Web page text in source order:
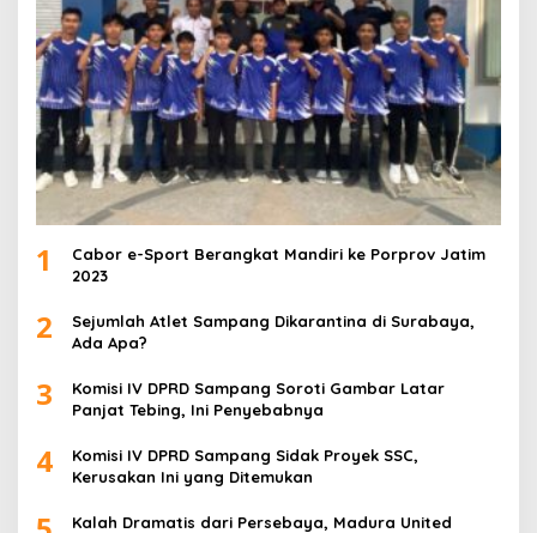
1
Cabor e-Sport Berangkat Mandiri ke Porprov Jatim
2023
2
Sejumlah Atlet Sampang Dikarantina di Surabaya,
Ada Apa?
3
Komisi IV DPRD Sampang Soroti Gambar Latar
Panjat Tebing, Ini Penyebabnya
4
Komisi IV DPRD Sampang Sidak Proyek SSC,
Kerusakan Ini yang Ditemukan
Kalah Dramatis dari Persebaya, Madura United